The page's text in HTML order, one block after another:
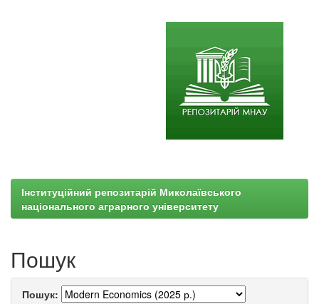
Інституційний репозитарій Миколаївського
національного аграрного університету
Пошук
Пошук: